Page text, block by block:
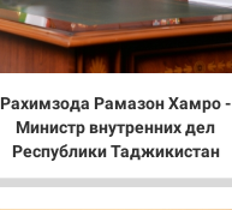
Рахимзода Рамазон Хамро -
Министр внутренних дел
Республики Таджикистан